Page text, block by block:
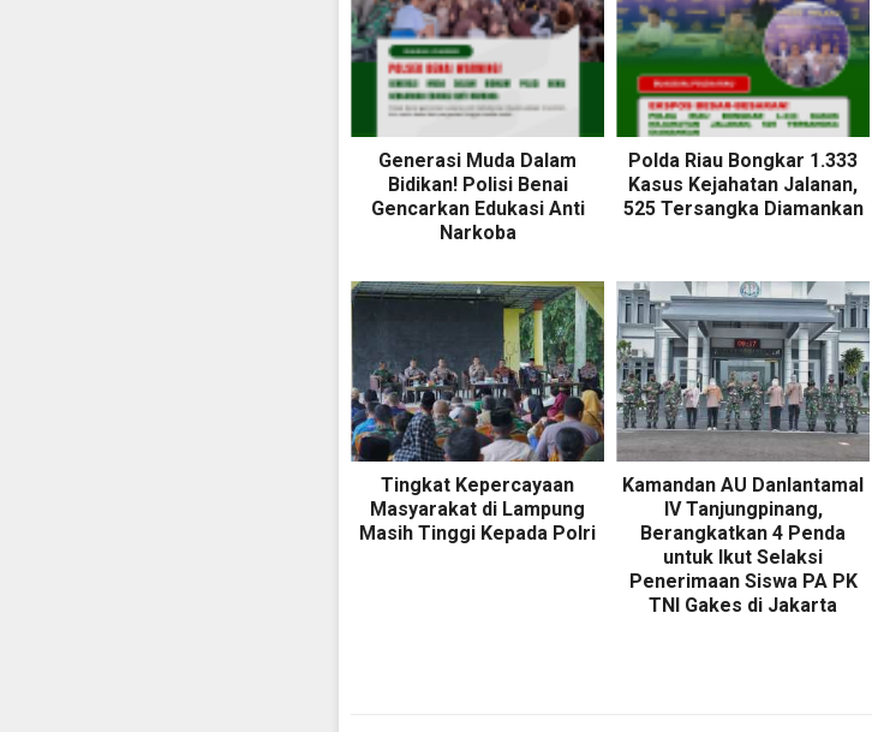
Generasi Muda Dalam
Bidikan! Polisi Benai
Gencarkan Edukasi Anti
Narkoba
Polda Riau Bongkar 1.333
Kasus Kejahatan Jalanan,
525 Tersangka Diamankan
Tingkat Kepercayaan
Masyarakat di Lampung
Masih Tinggi Kepada Polri
Kamandan AU Danlantamal
IV Tanjungpinang,
Berangkatkan 4 Penda
untuk Ikut Selaksi
Penerimaan Siswa PA PK
TNI Gakes di Jakarta